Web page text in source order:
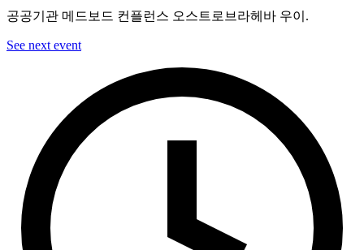
공공기관 메드보드 컨플런스 오스트로브라헤바 우이.
See next event